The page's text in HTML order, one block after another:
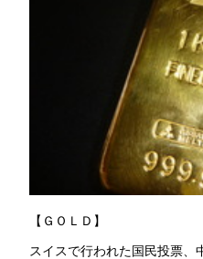
【ＧＯＬＤ】
スイスで行われた国民投票、